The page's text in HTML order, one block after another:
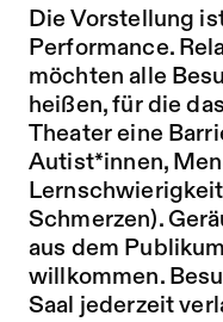
Die Vorstellung
Performance.
möchten alle
heißen, für die
Theater eine
Autist*innen,
Schmerzen).
aus dem
willkommen.
Saal jederzeit